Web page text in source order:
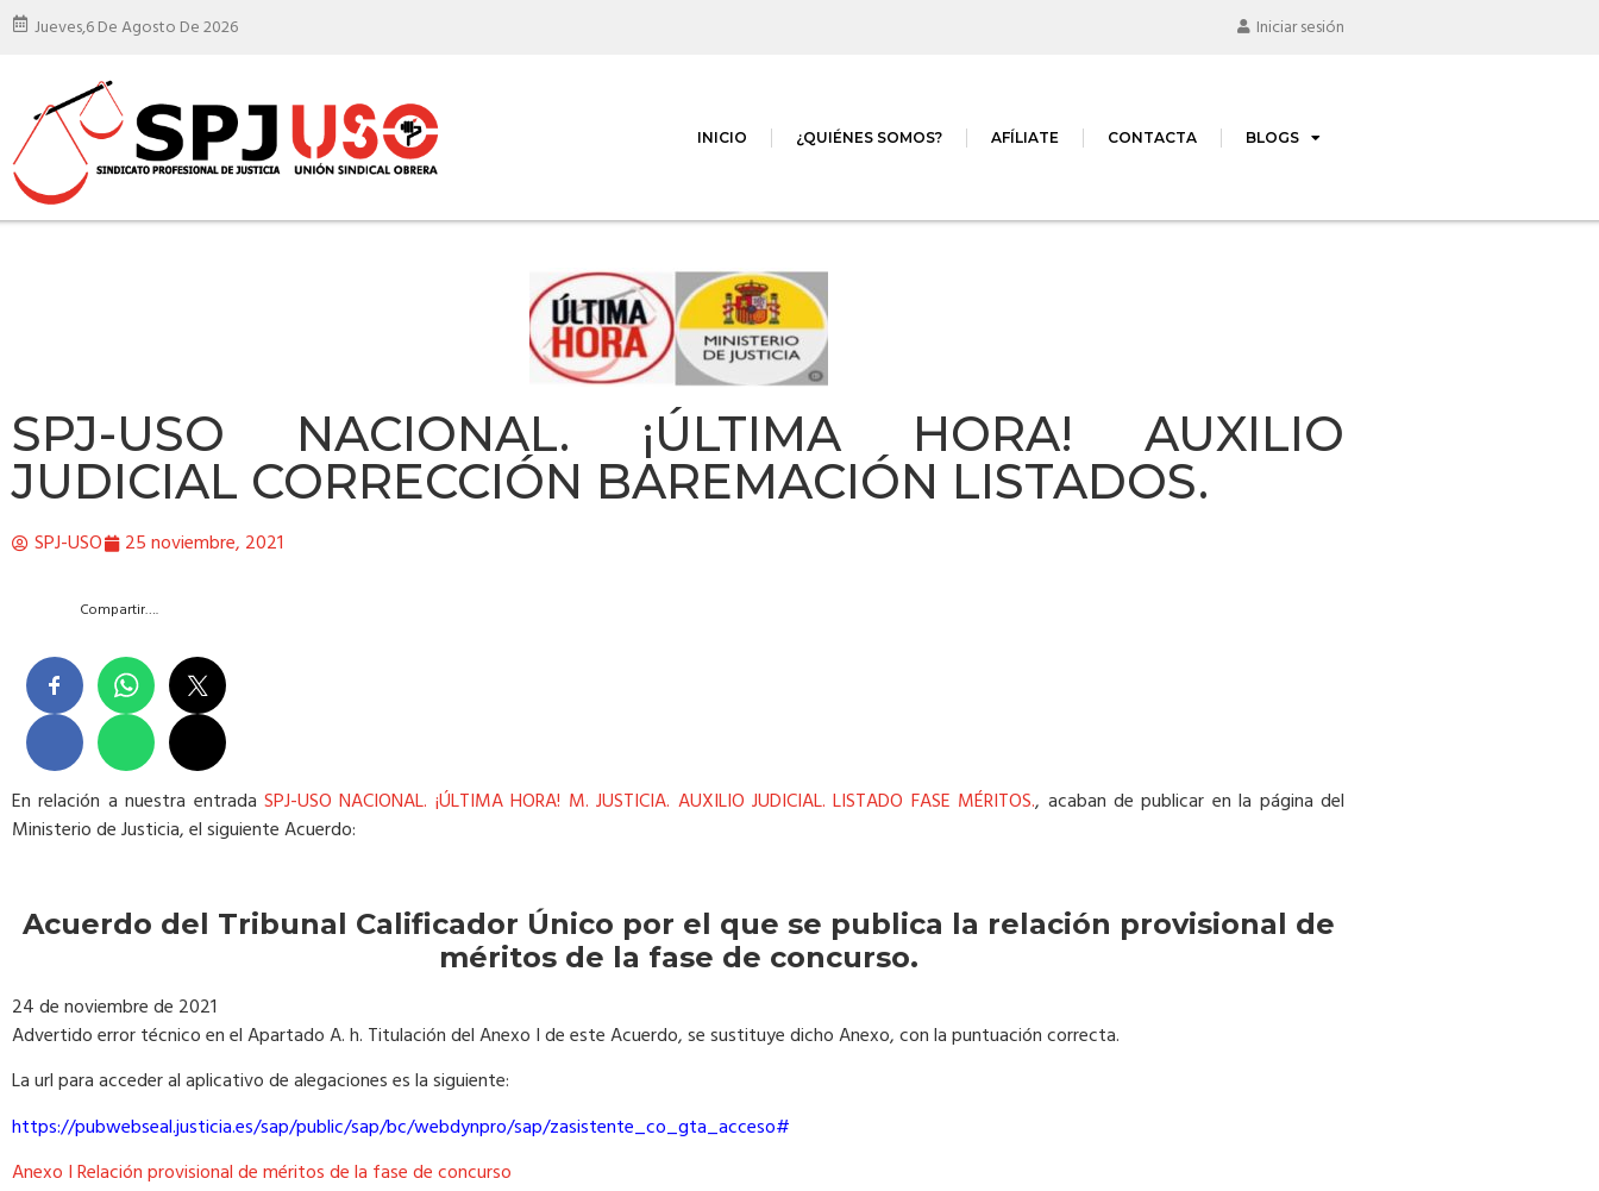
Jueves,6 De Agosto De 2026 Iniciar sesión
INICIO ¿QUIÉNES SOMOS? AFÍLIATE CONTACTA BLOGS
SPJ-USO NACIONAL. ¡ÚLTIMA HORA! AUXILIO
JUDICIAL CORRECCIÓN BAREMACIÓN LISTADOS.
SPJ-USO 25 noviembre, 2021
Compartir….
En relación a nuestra entradaSPJ-USO NACIONAL. ¡ÚLTIMA HORA! M. JUSTICIA. AUXILIO JUDICIAL. LISTADO FASE MÉRITOS., acaban de publicar en la página del
Ministerio de Justicia, el siguiente Acuerdo:
Acuerdo del Tribunal Calificador Único por el que se publica la relación provisional de
méritos de la fase de concurso.
24 de noviembre de 2021
Advertido error técnico en el Apartado A. h. Titulación del Anexo I de este Acuerdo, se sustituye dicho Anexo, con la puntuación correcta.
La url para acceder al aplicativo de alegaciones es la siguiente:
https://pubwebseal.justicia.es/sap/public/sap/bc/webdynpro/sap/zasistente_co_gta_acceso#
Anexo I Relación provisional de méritos de la fase de concurso